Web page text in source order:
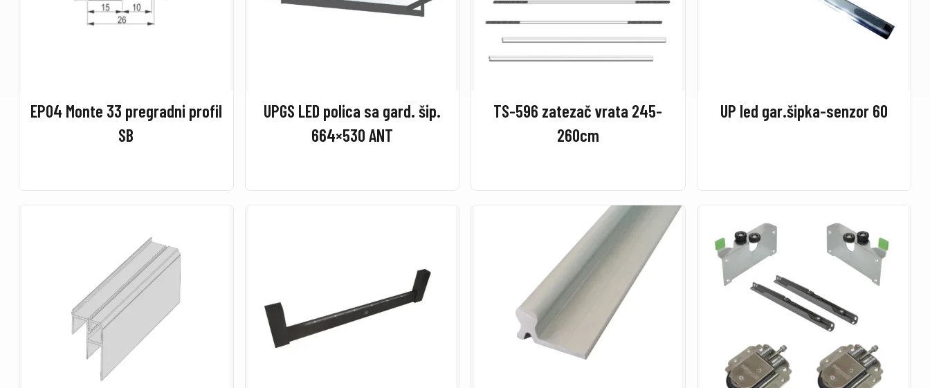
EP04 Monte 33 pregradni profil
SB
UPGS LED polica sa gard. šip.
664×530 ANT
TS-596 zatezač vrata 245-
260cm
UP led gar.šipka-senzor 60